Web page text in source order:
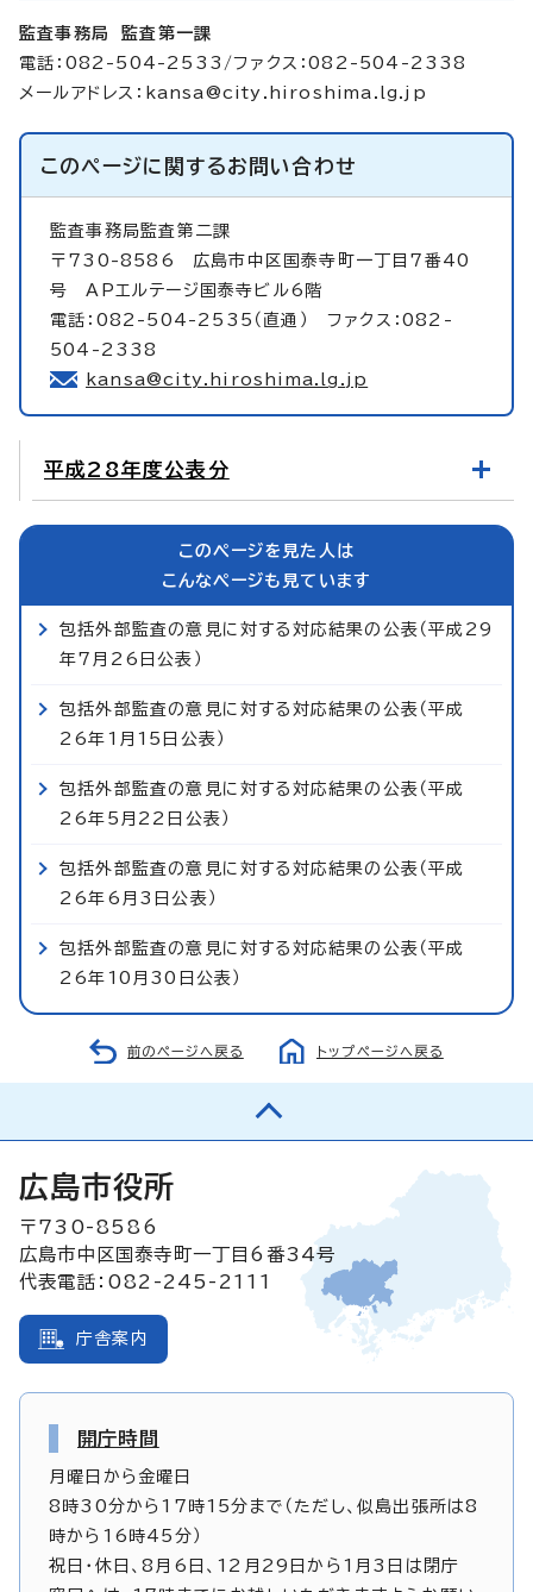
監査事務局 監査第一課
電話：082-504-2533/ファクス：082-504-2338
メールアドレス： kansa@city.hiroshima.lg.jp
このページに関するお問い合わせ
監査事務局監査第二課
〒730-8586 広島市中区国泰寺町一丁目7番40
号 APエルテージ国泰寺ビル6階
電話：082-504-2535（直通） ファクス：082-
504-2338
kansa@city.hiroshima.lg.jp
平成28年度公表分
このページを見た人は
こんなページも見ています
包括外部監査の意見に対する対応結果の公表（平成29
年7月26日公表）
包括外部監査の意見に対する対応結果の公表（平成
26年1月15日公表）
包括外部監査の意見に対する対応結果の公表（平成
26年5月22日公表）
包括外部監査の意見に対する対応結果の公表（平成
26年6月3日公表）
包括外部監査の意見に対する対応結果の公表（平成
26年10月30日公表）
前のページへ戻る トップページへ戻る
広島市役所
〒730-8586
広島市中区国泰寺町一丁目6番34号
代表電話：082-245-2111
庁舎案内
開庁時間
月曜日から金曜日
8時30分から17時15分まで（ただし、似島出張所は8
時から16時45分）
祝日・休日、8月6日、12月29日から1月3日は閉庁